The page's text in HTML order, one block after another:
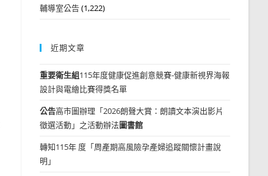
輔導室公告(1,222)
近期文章
重要衛生組115年度健康促進創意競賽-健康新視界海報
設計與電繪比賽得獎名單
公告高市圖辦理「2026朗聲大賞：朗讀文本演出影片
徵選活動」之活動辦法圖書館
轉知115年 度「周產期高風險孕產婦追蹤關懷計畫說
明」